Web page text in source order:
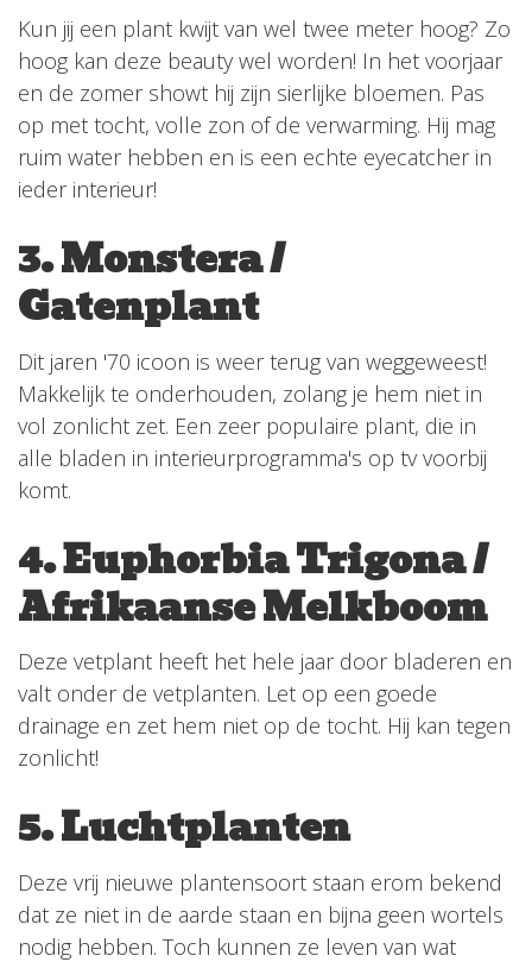
Kun jij een plant kwijt van wel twee meter hoog? Zo
hoog kan deze beauty wel worden! In het voorjaar
en de zomer showt hij zijn sierlijke bloemen. Pas
op met tocht, volle zon of de verwarming. Hij mag
ruim water hebben en is een echte eyecatcher in
ieder interieur!
3. Monstera /
Gatenplant
Dit jaren '70 icoon is weer terug van weggeweest!
Makkelijk te onderhouden, zolang je hem niet in
vol zonlicht zet. Een zeer populaire plant, die in
alle bladen in interieurprogramma's op tv voorbij
komt.
4. Euphorbia Trigona /
Afrikaanse Melkboom
Deze vetplant heeft het hele jaar door bladeren en
valt onder de vetplanten. Let op een goede
drainage en zet hem niet op de tocht. Hij kan tegen
zonlicht!
5. Luchtplanten
Deze vrij nieuwe plantensoort staan erom bekend
dat ze niet in de aarde staan en bijna geen wortels
nodig hebben. Toch kunnen ze leven van wat